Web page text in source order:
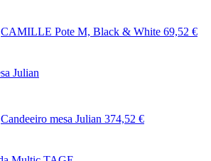
CAMILLE Pote M, Black & White 69,52 €
Candeeiro mesa Julian 374,52 €